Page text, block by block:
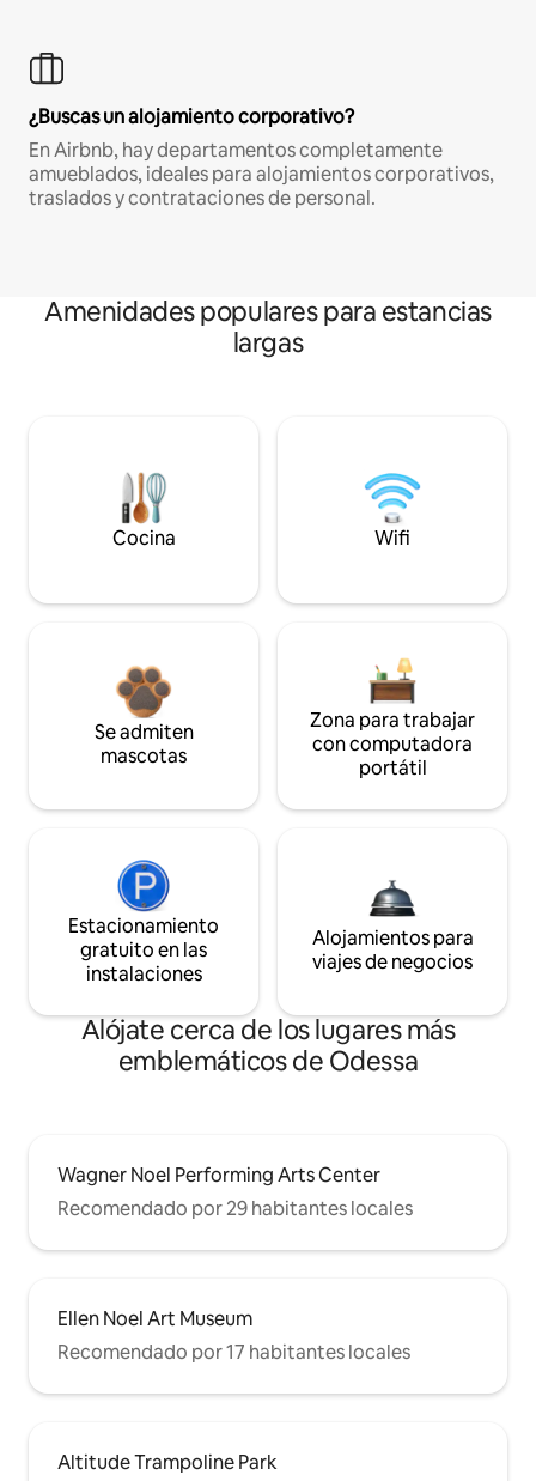
¿Buscas un alojamiento corporativo?
En Airbnb, hay departamentos completamente
amueblados, ideales para alojamientos corporativos,
traslados y contrataciones de personal.
Amenidades populares para estancias
largas
Cocina Wifi
Se admiten
mascotas
Zona para trabajar
con computadora
portátil
Estacionamiento
gratuito en las
instalaciones
Alojamientos para
viajes de negocios
Alójate cerca de los lugares más
emblemáticos de Odessa
Wagner Noel Performing Arts Center
Recomendado por 29 habitantes locales
Ellen Noel Art Museum
Recomendado por 17 habitantes locales
Altitude Trampoline Park